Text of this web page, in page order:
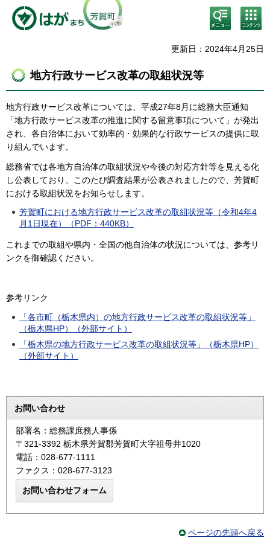
検
索・
メニ
コン
テン
ニュ
更新日：2024年4月25日
地方行政サービス改革の取組状況等
地方行政サービス改革については、平成27年8月に総務大臣通知
「地方行政サービス改革の推進に関する留意事項について」が発出
され、各自治体において効率的・効果的な行政サービスの提供に取
り組んでいます。
総務省では各地方自治体の取組状況や今後の対応方針等を見える化
し公表しており、このたび調査結果が公表されましたので、芳賀町
における取組状況をお知らせします。
芳賀町における地方行政サービス改革の取組状況等（令和4年4
月1日現在）（PDF：440KB）
これまでの取組や県内・全国の他自治体の状況については、参考リ
ンクを御確認ください。
参考リンク
「各市町（栃木県内）の地方行政サービス改革の取組状況等」
（栃木県HP）（外部サイト）
「栃木県の地方行政サービス改革の取組状況等」（栃木県HP）
（外部サイト）
お問い合わせ
部署名：総務課庶務人事係
〒321-3392 栃木県芳賀郡芳賀町大字祖母井1020
電話：028-677-1111
ファクス：028-677-3123
ページの先頭へ戻る